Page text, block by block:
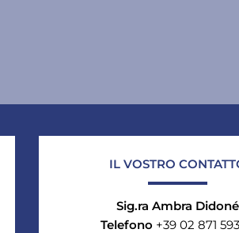
IL VOSTRO
Sig.ra Ambra Didoné
Telefono +39 02 871